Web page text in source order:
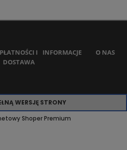
PŁATNOŚCI I
DOSTAWA
INFORMACJE O NAS
WERSJĘ STRONY
Shoper Premium